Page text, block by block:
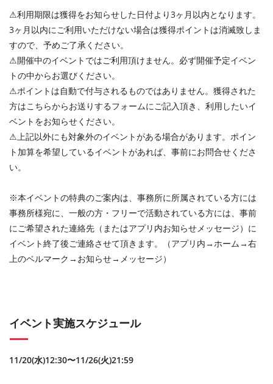
⚠︎利用期限は獲得をお知らせした日付より3ヶ月以内となります。
3ヶ月以内にご利用いただけない場合は獲得ポイントは消滅致しま
すので、予めご了承ください。
⚠︎開催中のイベントではご利用頂けません。必ず開催予定イベン
トの中からお選びください。
⚠︎ポイントは自動で付与されるものではありません。獲得された
方はこちらからお送りするフォームにご記入頂き、利用したいイ
ベントをお知らせください。
⚠︎上記以外にも対象外のイベントがある場合があります。ポイン
ト加算を希望しているイベントがあれば、事前にお問合せくださ
い。
※本イベントの特典のご案内は、事務所に所属されている方には
事務所様宛に、一般の方・フリーで活動されている方には、事前
にご希望された連絡先（またはアプリ内お知らせメッセージ）に
イベント終了後ご連絡させて頂きます。（アプリ内→ホーム→右
上のベルマーク→お知らせ→メッセージ）
イベント実施スケジュール
11/20(水)12:30〜11/26(火)21:59